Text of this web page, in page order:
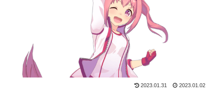
2023.01.31 2023.01.02